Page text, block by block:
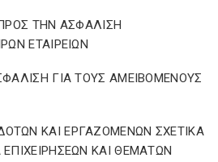
ΠΡΟΣ ΤΗΝ ΑΣΦΑΛΙΣΗ
ΕΤΑΙΡΕΙΩΝ
ΓΙΑ ΤΟΥΣ ΑΜΕΙΒΟΜΕΝΟΥΣ
ΚΑΙ ΕΡΓΑΖΟΜΕΝΩΝ ΣΧΕΤΙΚΑ
ΚΑΙ ΘΕΜΑΤΩΝ